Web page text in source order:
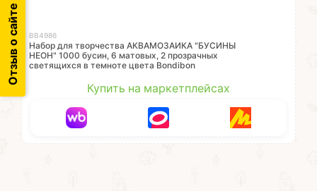
ВВ4986
Набор для творчества АКВАМОЗАИКА "БУСИНЫ
НЕОН" 1000 бусин, 6 матовых, 2 прозрачных
светящихся в темноте цвета Bondibon
Купить на маркетплейсах
Отзыв о сайте